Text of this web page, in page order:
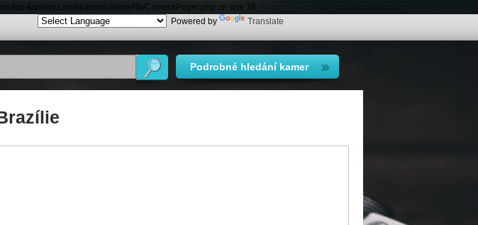
top-kamery.cz/web/public/www/lib/CameraPager.php on line 76
Powered by Translate
Podrobné hledání kamer